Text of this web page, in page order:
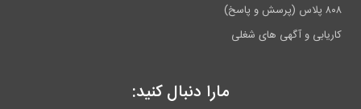
۸۰۸ پلاس (پرسش و پاسخ)
کاریابی و آگهی های شغلی
مارا دنبال کنید: